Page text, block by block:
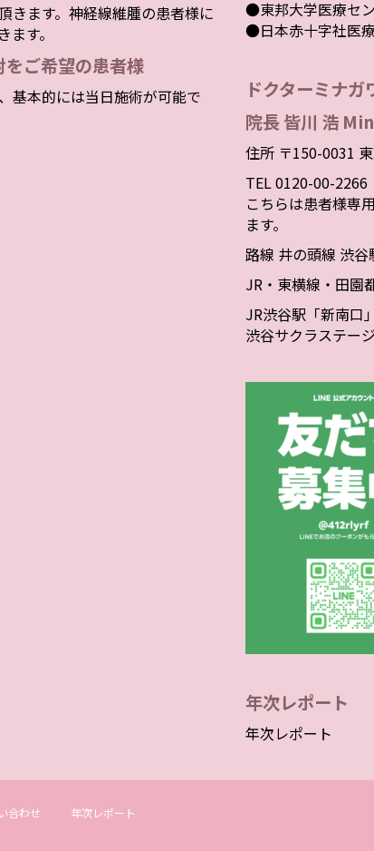
きます。神経線維腫の患者様に
す。
ご希望の患者様
基本的には当日施術が可能で
●東邦大学医療セ
●日本赤十字社医
ドクターミナガ
院長 皆川 浩
住所 〒150-0031
TEL 0120-00-2266
こちらは患者様専
ます。
路線 井の頭線 渋谷
JR・東横線・田園
JR渋谷駅「新南口
渋谷サクラステー
年次レポート
年次レポート
合わせ 年次レポート